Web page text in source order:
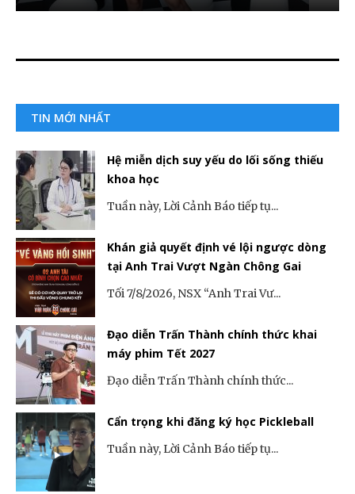
TIN MỚI NHẤT
Hệ miễn dịch suy yếu do lối sống thiếu
khoa học
Tuần này, Lời Cảnh Báo tiếp tụ...
Khán giả quyết định vé lội ngược dòng
tại Anh Trai Vượt Ngàn Chông Gai
Tối 7/8/2026, NSX “Anh Trai Vư...
Đạo diễn Trấn Thành chính thức khai
máy phim Tết 2027
Đạo diễn Trấn Thành chính thức...
Cẩn trọng khi đăng ký học Pickleball
Tuần này, Lời Cảnh Báo tiếp tụ...